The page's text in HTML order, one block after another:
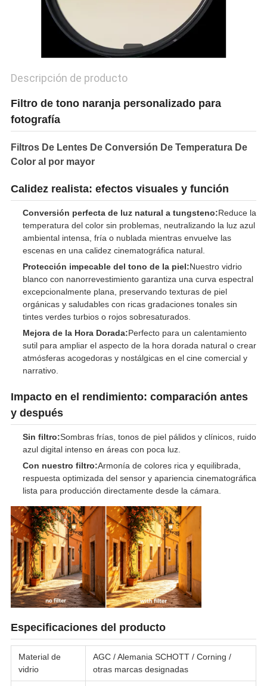
Descripción de producto
Filtro de tono naranja personalizado para
fotografía
Filtros De Lentes De Conversión De Temperatura De
Color al por mayor
Calidez realista: efectos visuales y función
Conversión perfecta de luz natural a tungsteno:Reduce la
temperatura del color sin problemas, neutralizando la luz azul
ambiental intensa, fría o nublada mientras envuelve las
escenas en una calidez cinematográfica natural.
Protección impecable del tono de la piel:Nuestro vidrio
blanco con nanorrevestimiento garantiza una curva espectral
excepcionalmente plana, preservando texturas de piel
orgánicas y saludables con ricas gradaciones tonales sin
tintes verdes turbios o rojos sobresaturados.
Mejora de la Hora Dorada:Perfecto para un calentamiento
sutil para ampliar el aspecto de la hora dorada natural o crear
atmósferas acogedoras y nostálgicas en el cine comercial y
narrativo.
Impacto en el rendimiento: comparación antes
y después
Sin filtro:Sombras frías, tonos de piel pálidos y clínicos, ruido
azul digital intenso en áreas con poca luz.
Con nuestro filtro:Armonía de colores rica y equilibrada,
respuesta optimizada del sensor y apariencia cinematográfica
lista para producción directamente desde la cámara.
Especificaciones del producto
Material de
vidrio
AGC / Alemania SCHOTT / Corning /
otras marcas designadas